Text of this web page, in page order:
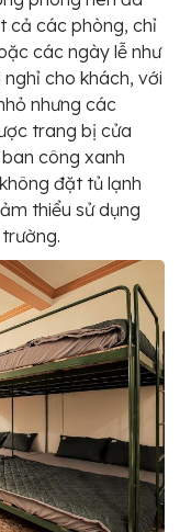
cả các phòng, chỉ
các ngày lễ như
cho khách, với
nhưng các
trang bị cửa
công xanh
đặt tủ lạnh
thiểu sử dụng